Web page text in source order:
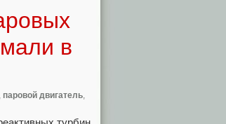
в
паровой двигатель